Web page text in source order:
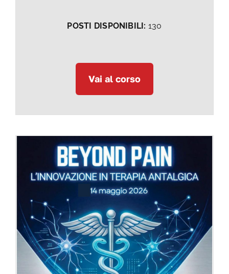
POSTI DISPONIBILI: 130
Vai al corso